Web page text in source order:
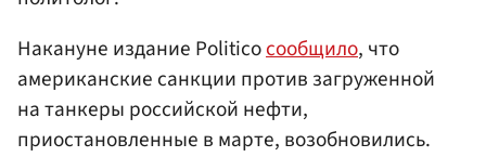
Накануне издание Politicoсообщило, что
американские санкции против загруженной
на танкеры российской нефти,
приостановленные в марте, возобновились.